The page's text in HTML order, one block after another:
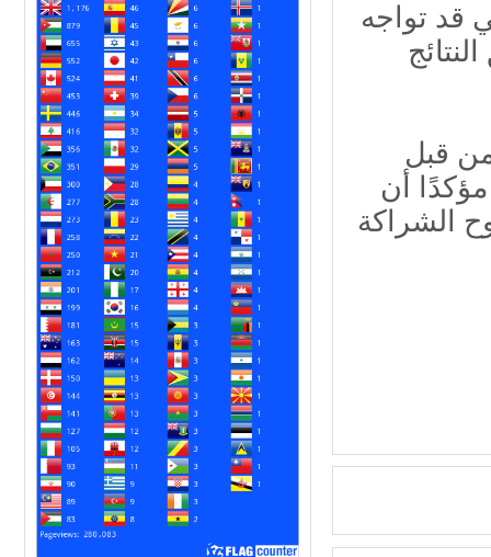
قد تواجه
من قبل
أن
الشراكة